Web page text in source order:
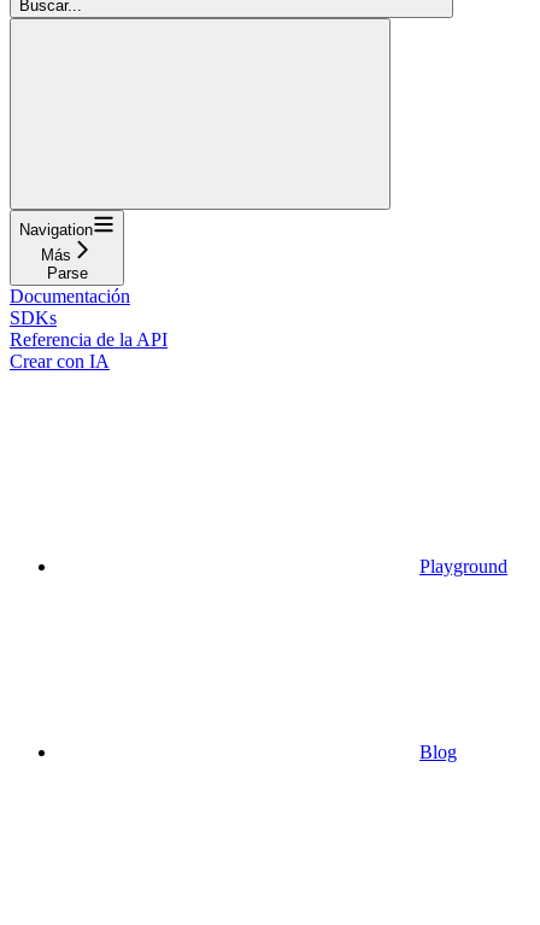
Buscar...
Navigation
Más
Parse
Documentación
SDKs
Referencia de la API
Crear con IA
Playground
Blog